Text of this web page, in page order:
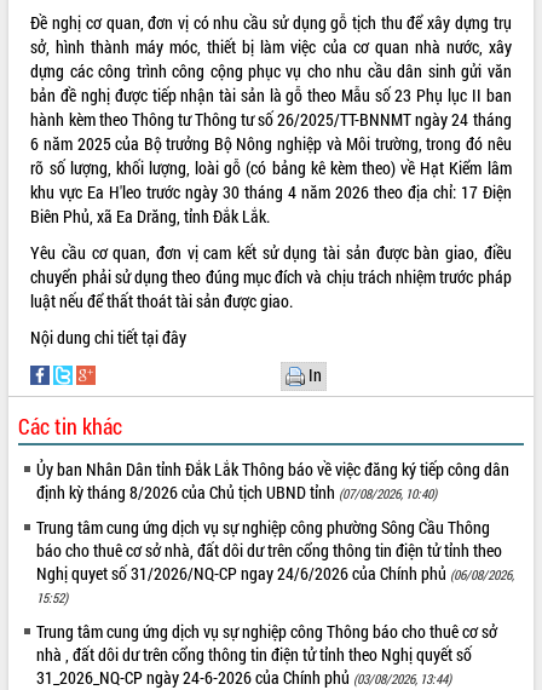
QUY HOẠCH - KẾ HOẠCH
VIDEO
Loading the player...
Trailer Lễ hội Sầu riêng Đắk Lắk năm
Khám bệnh, cấp phát thuốc miễn phí
và tặng quà người dân xã Cư Pui
Đề nghị cơ quan, đơn vị có nhu cầu sử dụng gỗ tịch thu để xây dựng trụ
sở, hình thành máy móc, thiết bị làm việc của cơ quan nhà nước, xây
dựng các công trình công cộng phục vụ cho nhu cầu dân sinh gửi văn
bản đề nghị được tiếp nhận tài sản là gỗ theo Mẫu số 23 Phụ lục II ban
hành kèm theo Thông tư Thông tư số 26/2025/TT-BNNMT ngày 24 tháng
6 năm 2025 của Bộ trưởng Bộ Nông nghiệp và Môi trường, trong đó nêu
rõ số lượng, khối lượng, loài gỗ (có bảng kê kèm theo) về Hạt Kiểm lâm
khu vực Ea H'leo trước ngày 30 tháng 4 năm 2026 theo địa chỉ: 17 Điện
Biên Phủ, xã Ea Drăng, tỉnh Đắk Lắk.
Yêu cầu cơ quan, đơn vị cam kết sử dụng tài sản được bàn giao, điều
chuyển phải sử dụng theo đúng mục đích và chịu trách nhiệm trước pháp
luật nếu để thất thoát tài sản được giao.
Nội dung chi tiếttại đây
In
Các tin khác
Ủy ban Nhân Dân tỉnh Đắk Lắk Thông báo về việc đăng ký tiếp công dân
định kỳ tháng 8/2026 của Chủ tịch UBND tỉnh (07/08/2026, 10:40)
Trung tâm cung ứng dịch vụ sự nghiệp công phường Sông Cầu Thông
báo cho thuê cơ sở nhà, đất dôi dư trên cổng thông tin điện tử tỉnh theo
Nghị quyet số 31/2026/NQ-CP ngay 24/6/2026 của Chính phủ (06/08/2026,
15:52)
Trung tâm cung ứng dịch vụ sự nghiệp công Thông báo cho thuê cơ sở
nhà , đất dôi dư trên cổng thông tin điện tử tỉnh theo Nghị quyết số
31_2026_NQ-CP ngày 24-6-2026 của Chính phủ (03/08/2026, 13:44)